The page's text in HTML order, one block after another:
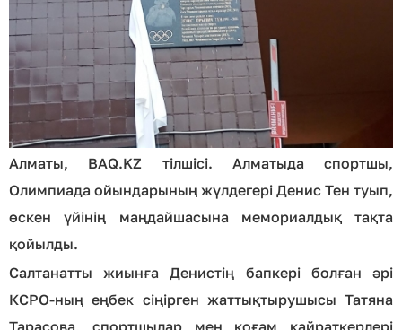
Алматы, BAQ.KZ тілшісі. Алматыда спортшы,
Олимпиада ойындарының жүлдегері Денис Тен туып,
өскен үйінің маңдайшасына мемориалдық тақта
қойылды.
Салтанатты жиынға Денистің бапкері болған әрі
КСРО-ның еңбек сіңірген жаттықтырушысы Татяна